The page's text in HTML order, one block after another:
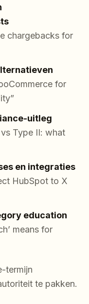
chargebacks for
for
uitleg
Type II: what
en integraties
HubSpot to X
education
means for
termijn
te pakken.